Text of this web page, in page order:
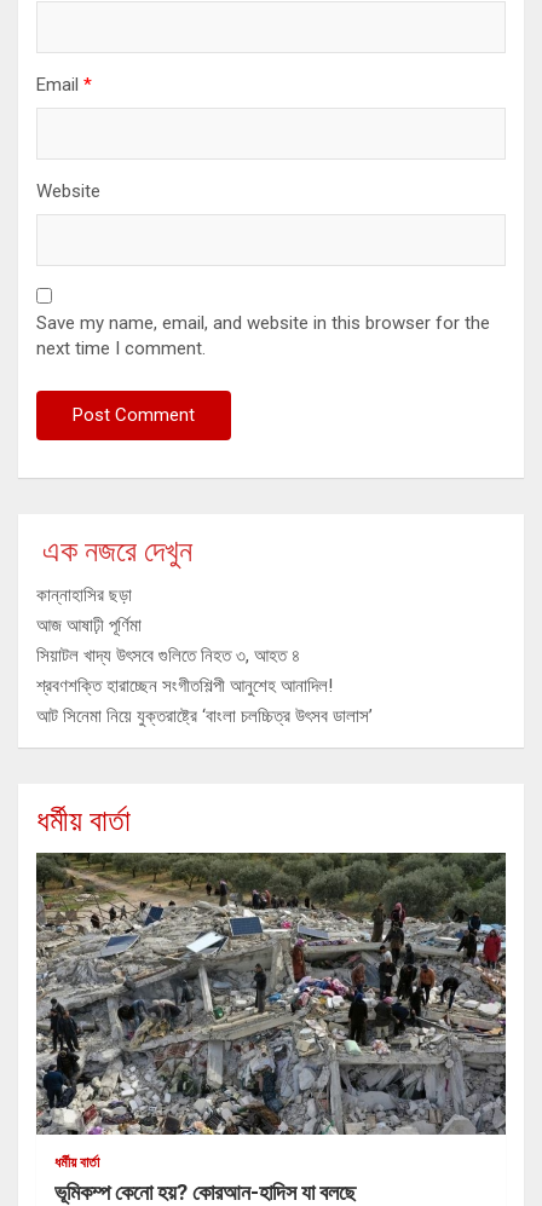
Email *
Website
Save my name, email, and website in this browser for the
next time I comment.
এক নজরে দেখুন
কান্নাহাসির ছড়া
আজ আষাঢ়ী পূর্ণিমা
সিয়াটল খাদ্য উৎসবে গুলিতে নিহত ৩, আহত ৪
শ্রবণশক্তি হারাচ্ছেন সংগীতশিল্পী আনুশেহ আনাদিল!
আট সিনেমা নিয়ে যুক্তরাষ্ট্রে ‘বাংলা চলচ্চিত্র উৎসব ডালাস’
ধর্মীয় বার্তা
ধর্মীয় বার্তা
ভূমিকম্প কেনো হয়? কোরআন-হাদিস যা বলছে